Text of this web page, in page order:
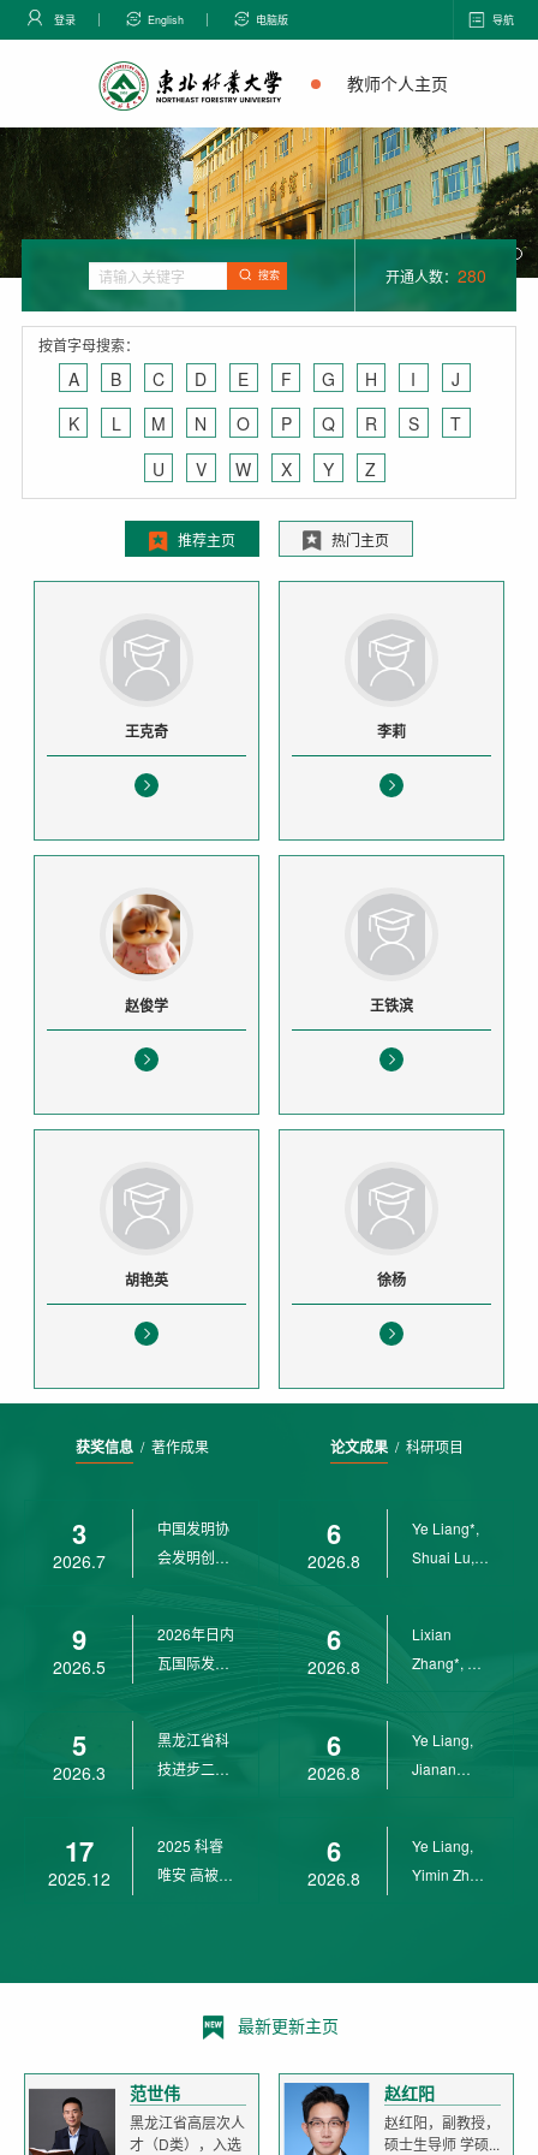
登录 English 电脑版 导航
教师个人主页
搜索 开通人数： 280
按首字母搜索：
A B C D E F G H I
J
K
L M N O P Q R S
T
U
V W X Y Z
推荐主页 热门主页
王克奇 李莉
赵俊学 王铁滨
胡艳英 徐杨
获奖信息/ 著作成果
3
2026.7
中国发明协
会发明创业
9
2026.5
2026年日内
瓦国际发明
5
2026.3
黑龙江省科
技进步二等
17
2025.12
2025 科睿
唯安 高被引
论文成果/ 科研项目
6
2026.8
Ye Liang*,
Shuai Lu,
6
2026.8
Lixian
Zhang*, Ye
6
2026.8
Ye Liang,
Jianan
6
2026.8
Ye Liang,
Yimin Zhu,
最新更新主页
范世伟
黑龙江省高层次人
才（D类），入选
赵红阳
赵红阳，副教授，
硕士生导师 学硕...